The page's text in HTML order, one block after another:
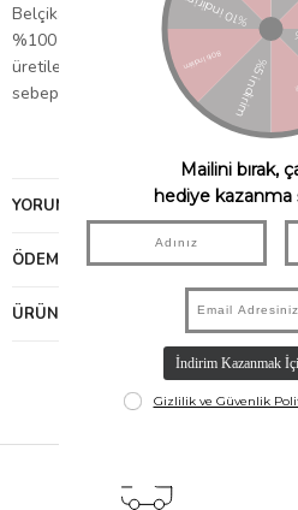
Belçika'dan ithal edilmiştir.
%100 Belçika tasarımı ve yüksek
üretilen hayvan figürlü duvar
sebeple her bir ürün orjinal
YORUMLAR
ÖDEME SEÇENEKLERI
ÜRÜN ÖNERILERI